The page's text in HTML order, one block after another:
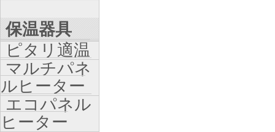
保温器具
ピタリ適温
マルチパネ
ルヒーター
エコパネル
ヒーター